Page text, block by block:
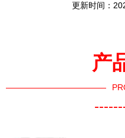
更新时间：
产